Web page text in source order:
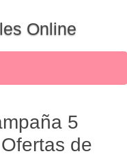
Online
5
de